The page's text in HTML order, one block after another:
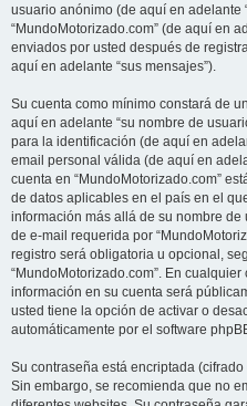
usuario anónimo (de aquí en adelante
“MundoMotorizado.com” (de aquí en
enviados por usted después de
aquí en adelante “sus mensajes”).
Su cuenta como mínimo constará de
aquí en adelante “su nombre de
para la identificación (de aquí en
email personal válida (de aquí en
cuenta en “MundoMotorizado.com”
de datos aplicables en el país en el
información más allá de su nombre
de e-mail requerida por
registro será obligatoria u opcional,
“MundoMotorizado.com”. En
información en su cuenta será
usted tiene la opción de activar o
automáticamente por el software
Su contraseña está encriptada
Sin embargo, se recomienda que no